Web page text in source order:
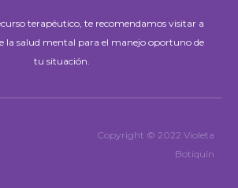
terapéutico, te recomendamos visitar a
la salud mental para el manejo oportuno de
tu situación.
Copyright © 2022 Violeta
Botiquín